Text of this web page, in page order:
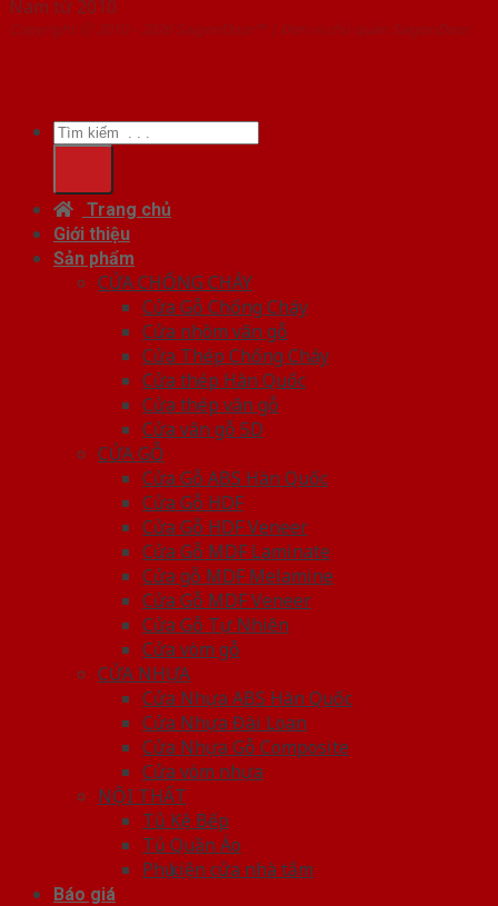
Nam từ 2010
Copyright ⓒ 2010 – 2026 SaigonDoor™ | Đơn vị chủ quản SaigonDoor
Tìm
kiếm:
Trang chủ
Giới thiệu
Sản phẩm
CỬA CHỐNG CHÁY
Cửa Gỗ Chống Cháy
Cửa nhôm vân gỗ
Cửa Thép Chống Cháy
Cửa thép Hàn Quốc
Cửa thép vân gỗ
Cửa vân gỗ 5D
CỬA GỖ
Cửa Gỗ ABS Hàn Quốc
Cửa Gỗ HDF
Cửa Gỗ HDF Veneer
Cửa Gỗ MDF Laminate
Cửa gỗ MDF Melamine
Cửa Gỗ MDF Veneer
Cửa Gỗ Tự Nhiên
Cửa vòm gỗ
CỬA NHỰA
Cửa Nhựa ABS Hàn Quốc
Cửa Nhựa Đài Loan
Cửa Nhựa Gỗ Composite
Cửa vòm nhựa
NỘI THẤT
Tủ Kệ Bếp
Tủ Quần Áo
Phụ kiện cửa nhà tắm
Báo giá